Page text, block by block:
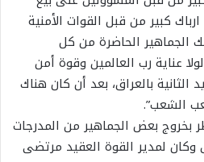
كبير من قبل القوات الأمنية
الجماهير الحاضرة من كل
عناية رب العالمين وقوة أمن
الثانية بالعراق، بعد أن كان هناك
الشعب”.
بخروج بعض الجماهير من المدرجات
لمدير القوة العقيد مرتضى